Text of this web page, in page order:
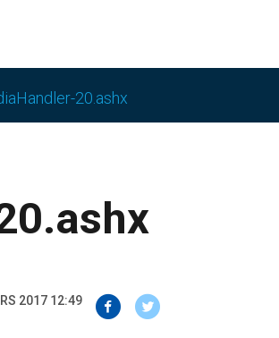
20.ashx
2017 12:49